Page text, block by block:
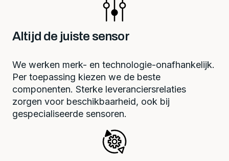
Altijd de juiste sensor
We werken merk- en technologie-onafhankelijk.
Per toepassing kiezen we de beste
componenten. Sterke leveranciersrelaties
zorgen voor beschikbaarheid, ook bij
gespecialiseerde sensoren.